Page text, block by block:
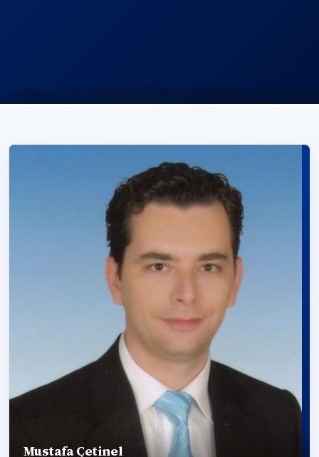
Mustafa Çetinel